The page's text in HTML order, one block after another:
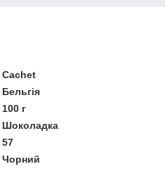
Cachet
Бельгія
100 г
Шоколадка
57
Чорний